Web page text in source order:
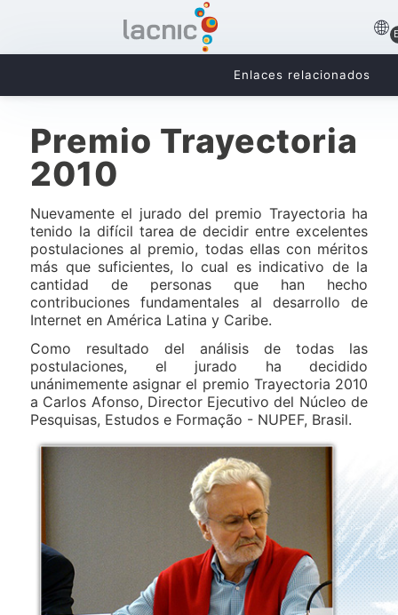
Premio Trayectoria
2010
Nuevamente el jurado del premio Trayectoria ha
tenido la difícil tarea de decidir entre excelentes
postulaciones al premio, todas ellas con méritos
más que suficientes, lo cual es indicativo de la
cantidad de personas que han hecho
contribuciones fundamentales al desarrollo de
Internet en América Latina y Caribe.
Como resultado del análisis de todas las
postulaciones, el jurado ha decidido
unánimemente asignar el premio Trayectoria 2010
a Carlos Afonso, Director Ejecutivo del Núcleo de
Pesquisas, Estudos e Formação - NUPEF, Brasil.
Enlaces relacionados